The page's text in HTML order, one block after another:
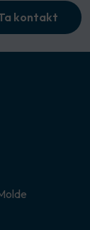
kontakt